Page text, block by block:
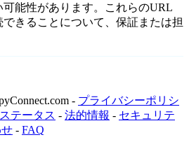
能性があります。これらのURL
きることについて、保証または担
- プライバシーポリシ
テータス - 法的情報 - セキュリテ
- FAQ